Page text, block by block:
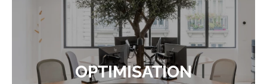
OPTIMISATION